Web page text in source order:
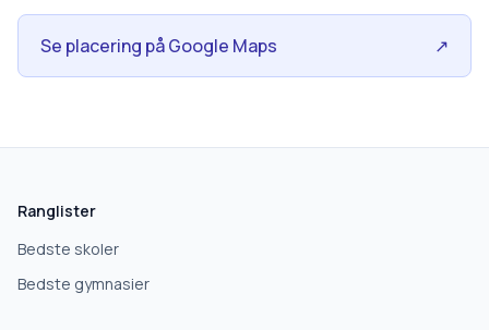
Se placering på Google Maps ↗
Ranglister
Bedste skoler
Bedste gymnasier